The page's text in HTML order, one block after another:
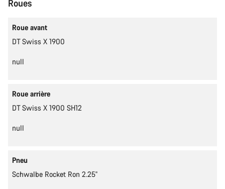
Roues
Roue avant
DT Swiss X 1900
null
Roue arrière
DT Swiss X 1900 SH12
null
Pneu
Schwalbe Rocket Ron 2.25''